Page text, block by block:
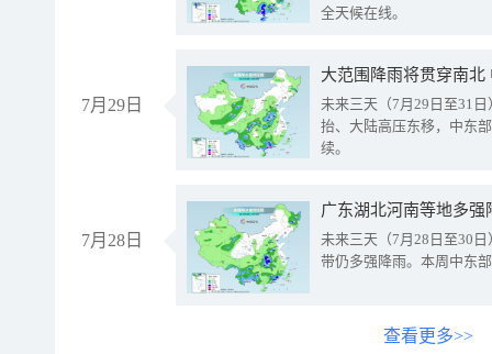
全天候在线。
7月29日
大范围降雨将贯穿南
未来三天（7月29日至31
抬、大陆高压东移，中东
续。
7月28日
广东湖北河南等地多
未来三天（7月28日至30
带仍多强降雨。本周中东
查看更多>>